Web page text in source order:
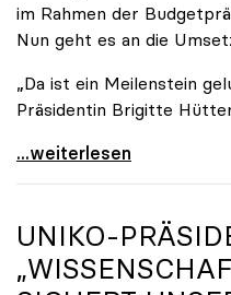
im Rahmen der
Nun geht es an die
„Da ist ein Meilenstein
Präsidentin Brigitte
Universitäten wappnen
...weiterlesen
UNIKO-